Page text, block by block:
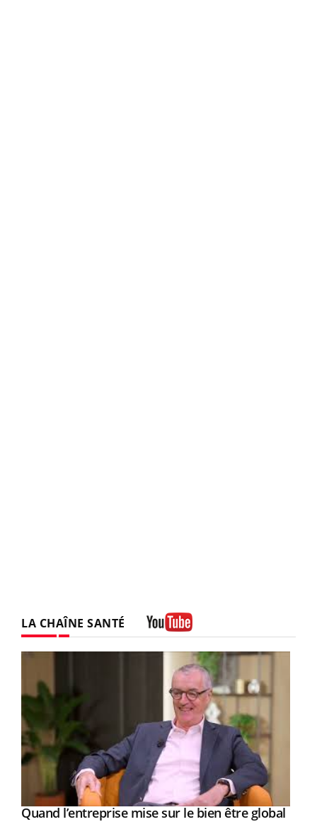
LA CHAÎNE SANTÉ
Youtube
Quand l’entreprise mise sur le bien être global